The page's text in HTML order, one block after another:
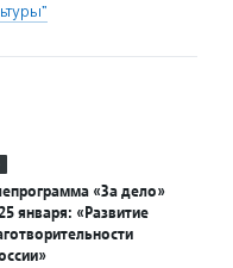
«За дело»
января: «Развитие